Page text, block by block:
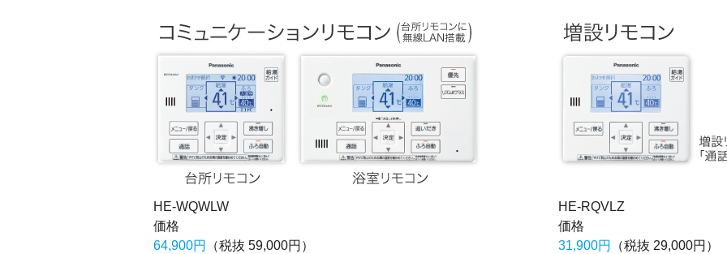
HE-WQWLW
価格
64,900円
（税抜 59,000円）
HE-RQVLZ
価格
31,900円
（税抜 29,000円）